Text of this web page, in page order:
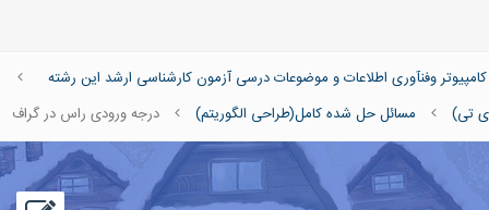
وفنآوری اطلاعات و موضوعات درسی آزمون کارشناسی ارشد این رشته
تی)
مسائل حل شده کامل(طراحی الگوریتم) درجه ورودی راس در گراف